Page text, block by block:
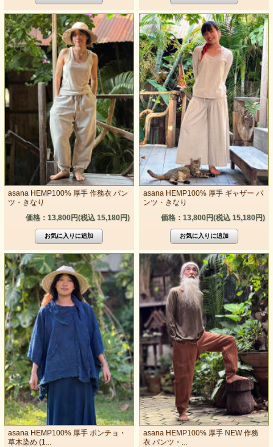
asana HEMP100% 厚手 作務衣 パン
ツ・きなり
価格：13,800円(税込 15,180円)
asana HEMP100% 厚手 ギャザー パ
ンツ・きなり
価格：13,800円(税込 15,180円)
asana HEMP100% 厚手 ポンチョ・
草木染め (1...
asana HEMP100% 厚手 NEW 作務
衣 パンツ・...